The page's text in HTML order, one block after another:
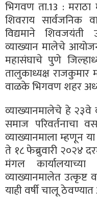
भिगवण ता.13 :
शिवराय सार्वजनिक
विद्यमाने शिवजयंती
व्याख्यान मालेचे
महासंघाचे पुणे
तालुकाध्यक्ष
वाळके भिगवण शहर
व्याख्यानमालेचे हे २३वे
समाज परिवर्तनाचा
व्याख्यानमाला म्हणून
ते १८ फेब्रुवारी २०२४
मंगल
व्याख्यानमालेत उत्कृष्ट
याही वर्षी चालू